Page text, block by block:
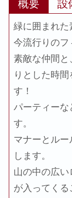
概要 設
緑に囲まれた
今流行りのフ
素敵な仲間と
りとした時
す！
パーティー
す。
マナーとル
します。
山の中の広
が入ってくる